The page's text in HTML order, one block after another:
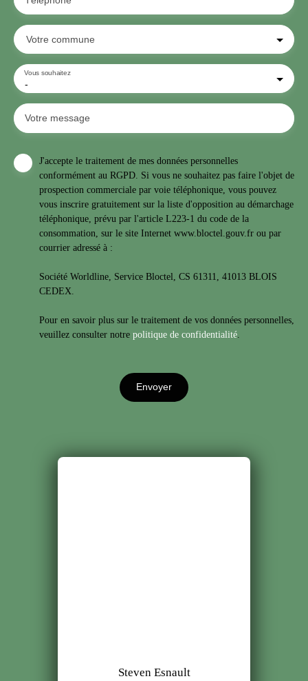
Votre commune
-
Vous souhaitez
Votre message
J'accepte le traitement de mes données personnelles
conformément au RGPD. Si vous ne souhaitez pas faire l'objet de
prospection commerciale par voie téléphonique, vous pouvez
vous inscrire gratuitement sur la liste d'opposition au démarchage
téléphonique, prévu par l'article L223-1 du code de la
consommation, sur le site Internet www.bloctel.gouv.fr ou par
courrier adressé à :
Société Worldline, Service Bloctel, CS 61311, 41013 BLOIS
CEDEX.
Pour en savoir plus sur le traitement de vos données personnelles,
veuillez consulter notre politique de confidentialité
Envoyer
Steven Esnault